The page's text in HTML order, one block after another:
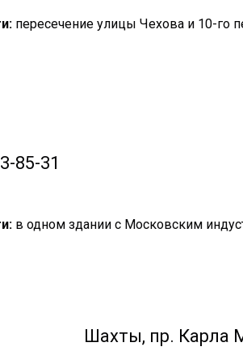
пересечение улицы Чехова и 10-го
85-31
в одном здании с Московским
Шахты, пр. Карла